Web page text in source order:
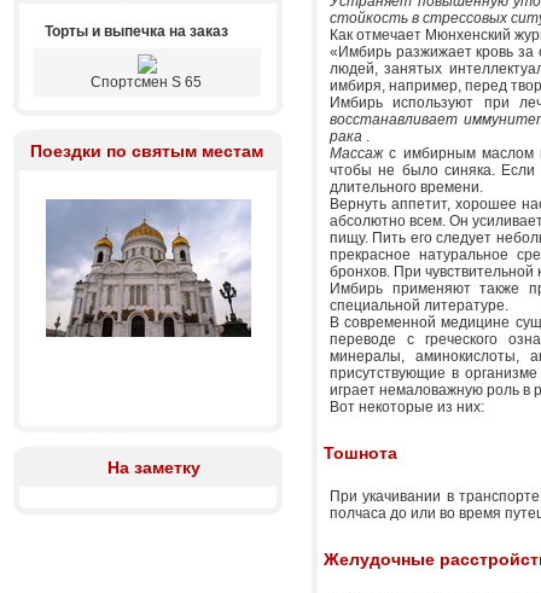
Торты и выпечка на заказ
Спортсмен S 65
Поездки по святым местам
На заметку
стойкость в стрессовых
Как отмечает Мюнхенский
«Имбирь разжижает кровь за
людей, занятых
имбиря, например, перед
Имбирь используют при
восстанавливает
рака .
Массажс имбирным маслом
чтобы не было синяка. Если
длительного времени.
Вернуть аппетит, хорошее
абсолютно всем. Он
пищу. Пить его следует
прекрасное натуральное
бронхов. При
Имбирь применяют также
специальной литературе.
В современной медицине
переводе с греческого
минералы, аминокислоты,
присутствующие в
играет немаловажную роль в
Вот некоторые из них:
Тошнота
При укачивании в
полчаса до или во время
Желудочные